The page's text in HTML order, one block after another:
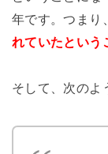
年です。つまり、
れていたという
そして、次のよ